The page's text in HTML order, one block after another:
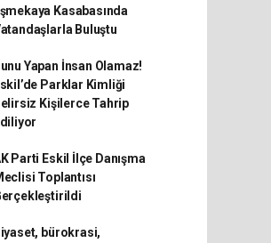
Kasabasında
Buluştu
Yapan İnsan Olamaz!
Parklar Kimliği
Kişilerce Tahrip
Parti Eskil İlçe Danışma
Toplantısı
bürokrasi,